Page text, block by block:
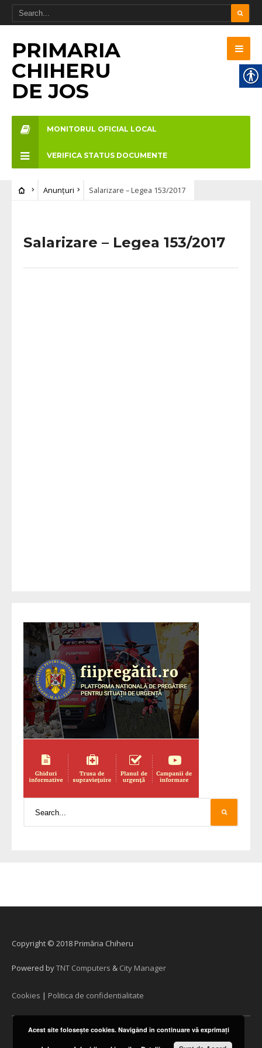
PRIMARIA
CHIHERU
DE JOS
MONITORUL OFICIAL LOCAL
VERIFICA STATUS DOCUMENTE
Anunțuri Salarizare – Legea 153/2017
Salarizare – Legea 153/2017
Copyright © 2018 Primăria Chiheru
Powered byTNT Computers & City Manager
Cookies | Politica de confidentialitate
Acest site foloseşte cookies. Navigând în continuare vă exprimaţi